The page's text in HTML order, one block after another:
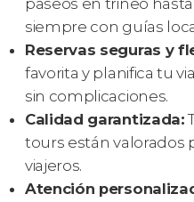
paseos en trineo
siempre con guías
Reservas seguras y
favorita y planifica tu
sin complicaciones.
Calidad garantizada:
tours están valorados
viajeros.
Atención